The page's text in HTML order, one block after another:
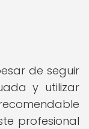
de seguir
y utilizar
profesional